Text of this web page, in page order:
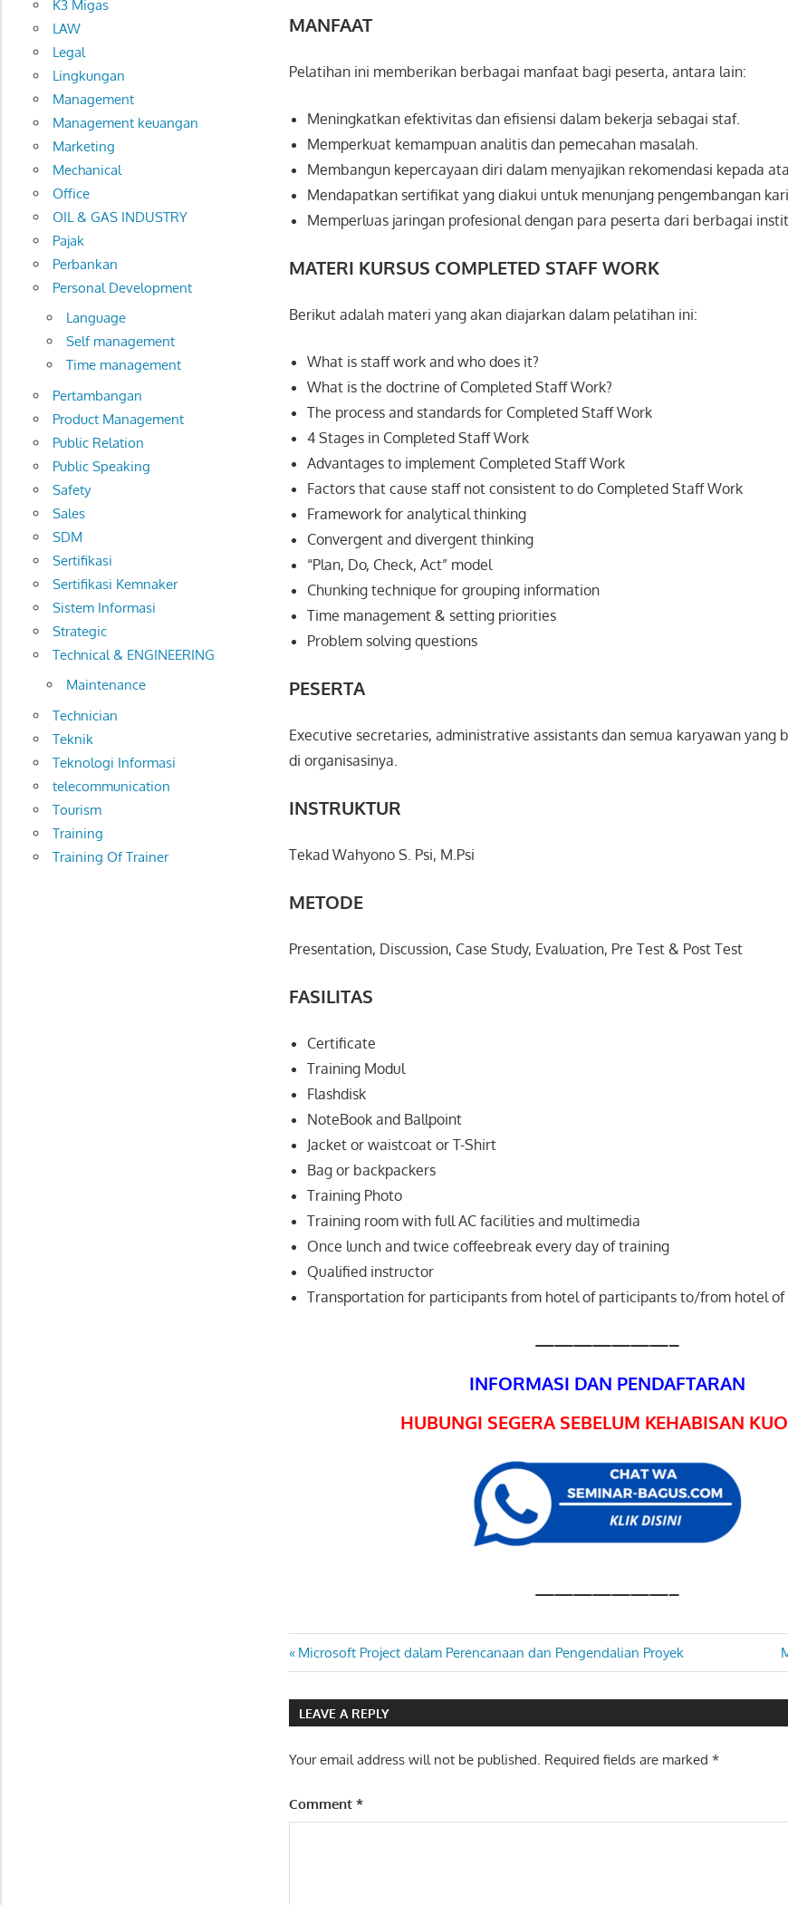
MANFAAT
Pelatihan ini memberikan berbagai manfaat bagi peserta, antara lain:
Meningkatkan efektivitas dan efisiensi dalam bekerja sebagai staf.
Memperkuat kemampuan analitis dan pemecahan masalah.
Membangun kepercayaan diri dalam menyajikan rekomendasi kepada
Mendapatkan sertifikat yang diakui untuk menunjang pengembangan
Memperluas jaringan profesional dengan para peserta dari berbagai
MATERI KURSUS COMPLETED STAFF WORK
Berikut adalah materi yang akan diajarkan dalam pelatihan ini:
What is staff work and who does it?
What is the doctrine of Completed Staff Work?
The process and standards for Completed Staff Work
4 Stages in Completed Staff Work
Advantages to implement Completed Staff Work
Factors that cause staff not consistent to do Completed Staff Work
Framework for analytical thinking
Convergent and divergent thinking
“Plan, Do, Check, Act” model
Chunking technique for grouping information
Time management & setting priorities
Problem solving questions
PESERTA
Executive secretaries, administrative assistants dan semua karyawan yang
di organisasinya.
INSTRUKTUR
Tekad Wahyono S. Psi, M.Psi
METODE
Presentation, Discussion, Case Study, Evaluation, Pre Test & Post Test
FASILITAS
Certificate
Training Modul
Flashdisk
NoteBook and Ballpoint
Jacket or waistcoat or T-Shirt
Bag or backpackers
Training Photo
Training room with full AC facilities and multimedia
Once lunch and twice coffeebreak every day of training
Qualified instructor
Transportation for participants from hotel of participants to/from hotel
———————–
INFORMASI DAN PENDAFTARAN
HUBUNGI SEGERA SEBELUM KEHABISAN
———————–
COMPLETED
Post
navigation
Previous
Post:
Microsoft Project dalam Perencanaan dan Pengendalian Proyek
LEAVE A REPLY
Your email address will not be published. Required fields are marked*
Comment*
K3 Migas
LAW
Legal
Lingkungan
Management
Management keuangan
Marketing
Mechanical
Office
OIL & GAS INDUSTRY
Pajak
Perbankan
Personal Development
Language
Self management
Time management
Pertambangan
Product Management
Public Relation
Public Speaking
Safety
Sales
SDM
Sertifikasi
Sertifikasi Kemnaker
Sistem Informasi
Strategic
Technical & ENGINEERING
Maintenance
Technician
Teknik
Teknologi Informasi
telecommunication
Tourism
Training
Training Of Trainer